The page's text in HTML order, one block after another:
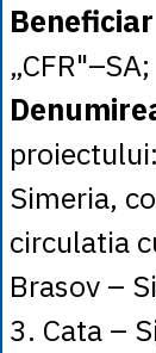
„CFR"–SA;
Simeria,
circulatia
Brasov –
3. Cata –